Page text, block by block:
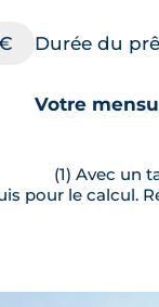
Durée du
Votre
(1) Avec un
pour le calcul.